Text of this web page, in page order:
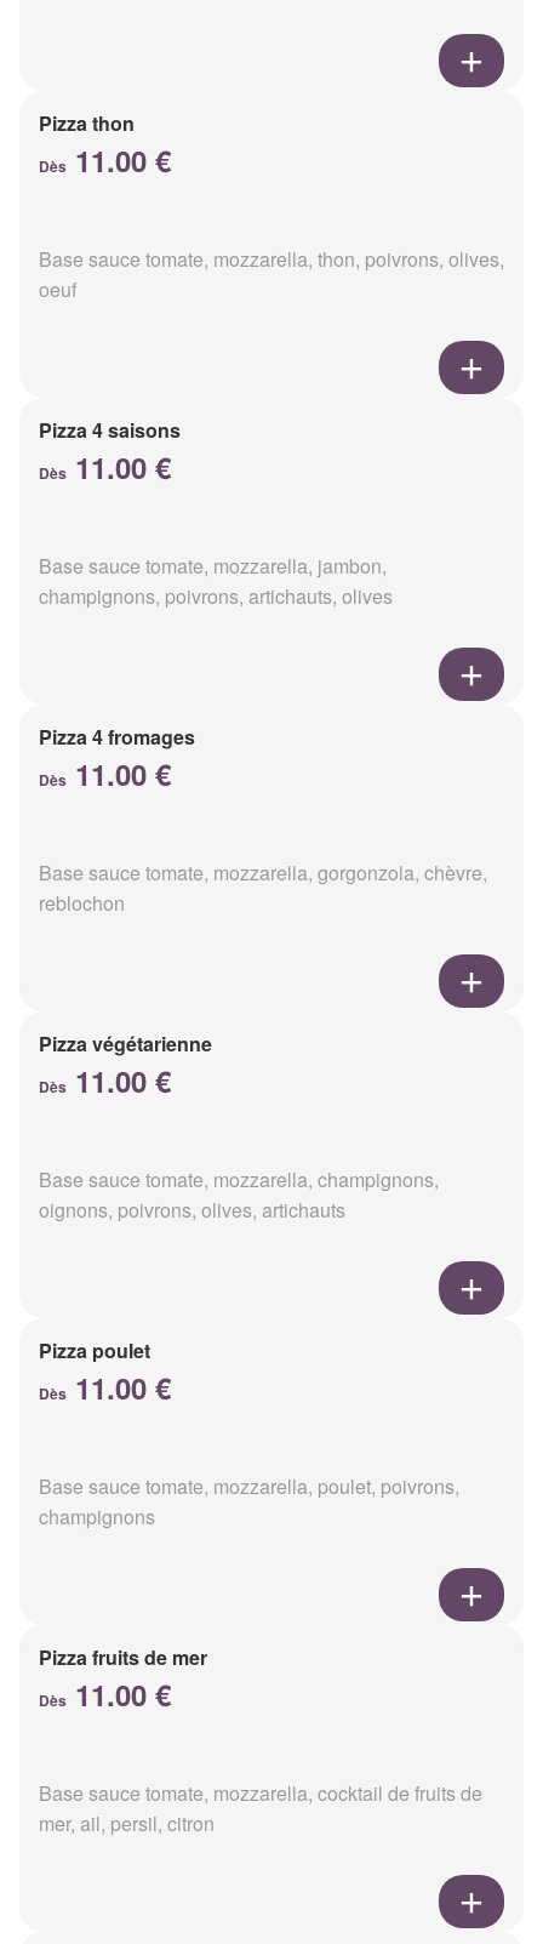
Pizza thon
Dès 11.00 €
Base sauce tomate, mozzarella, thon, poivrons, olives,
oeuf
Pizza 4 saisons
Dès 11.00 €
Base sauce tomate, mozzarella, jambon,
champignons, poivrons, artichauts, olives
Pizza 4 fromages
Dès 11.00 €
Base sauce tomate, mozzarella, gorgonzola, chèvre,
reblochon
Pizza végétarienne
Dès 11.00 €
Base sauce tomate, mozzarella, champignons,
oignons, poivrons, olives, artichauts
Pizza poulet
Dès 11.00 €
Base sauce tomate, mozzarella, poulet, poivrons,
champignons
Pizza fruits de mer
Dès 11.00 €
Base sauce tomate, mozzarella, cocktail de fruits de
mer, ail, persil, citron